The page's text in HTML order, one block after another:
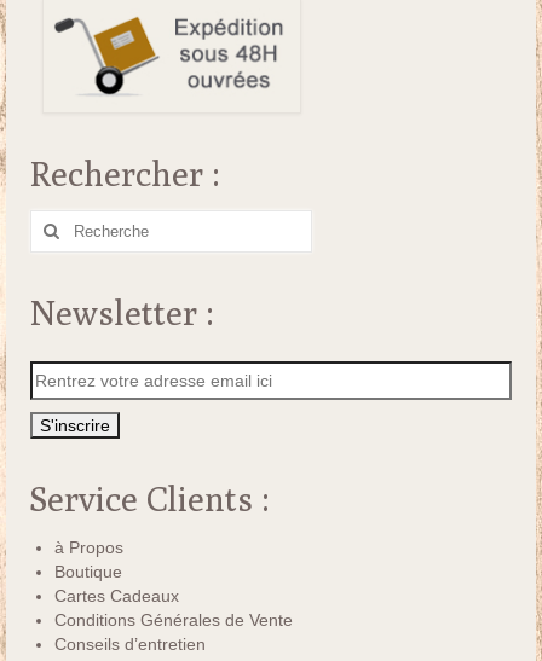
Rechercher :
Rechercher
Newsletter :
Service Clients :
à Propos
Boutique
Cartes Cadeaux
Conditions Générales de Vente
Conseils d’entretien